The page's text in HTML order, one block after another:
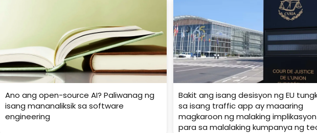
Ano ang open-source AI? Paliwanag ng
isang mananaliksik sa software
engineering
Bakit ang isang desisyon ng EU
sa isang traffic app ay maaaring
magkaroon ng malaking implikasyon
para sa malalaking kumpanya ng